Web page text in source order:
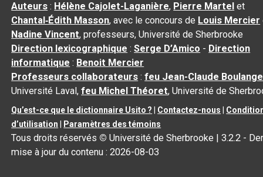
Auteurs : Hélène Cajolet-Laganière, Pierre Martel et
Chantal‑Édith Masson, avec le concours de Louis Mercier
Nadine Vincent, professeurs, Université de Sherbrooke
Direction lexicographique :Serge D’Amico - Direction
informatique : Benoit Mercier
Professeurs collaborateurs :feu Jean-Claude
Université Laval,feu Michel Théoret, Université de
Qu’est-ce que le dictionnaire Usito ? Contactez-nous
d’utilisation
Paramètres des témoins
Tous droits réservés © Université de Sherbrooke |3.2.2 -
mise à jour du contenu :2026-08-03